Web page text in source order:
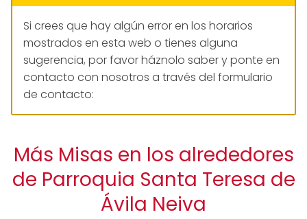
Si crees que hay algún error en los horarios
mostrados en esta web o tienes alguna
sugerencia, por favor háznolo saber y ponte en
contacto con nosotros a través del formulario
de contacto:
Más Misas en los alrededores
de Parroquia Santa Teresa de
Ávila Neiva